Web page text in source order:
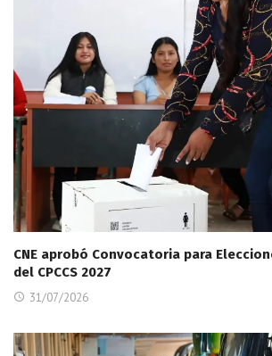
CNE aprobó Convocatoria para
del CPCCS 2027
31/07/2026